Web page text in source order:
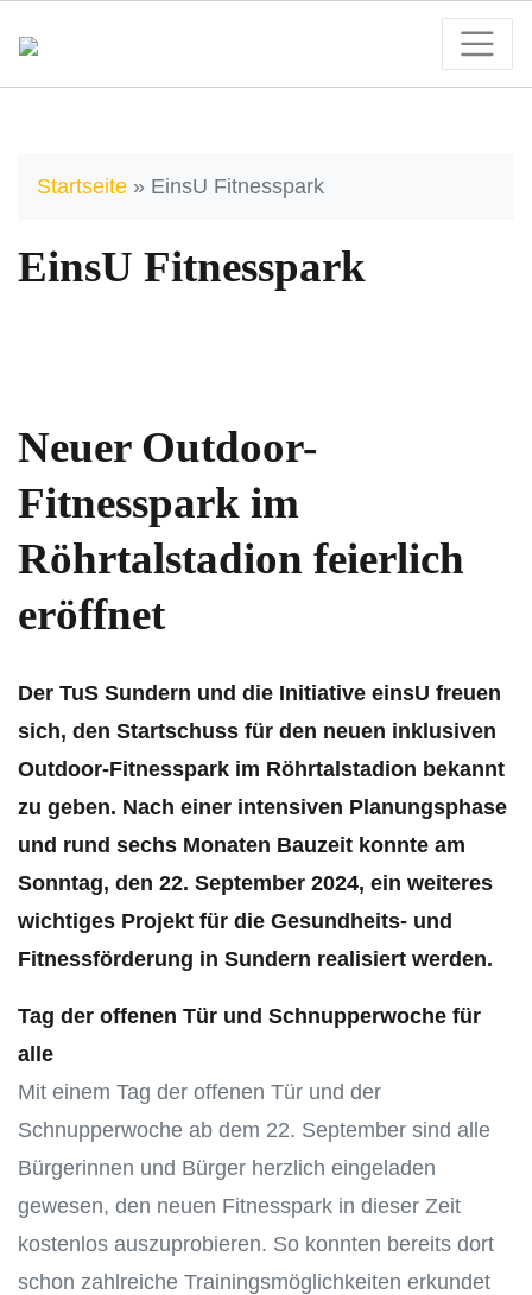
Startseite » EinsU Fitnesspark
EinsU Fitnesspark
Neuer Outdoor-
Fitnesspark im
Röhrtalstadion feierlich
eröffnet
Der TuS Sundern und die Initiative einsU freuen
sich, den Startschuss für den neuen inklusiven
Outdoor-Fitnesspark im Röhrtalstadion bekannt
zu geben. Nach einer intensiven Planungsphase
und rund sechs Monaten Bauzeit konnte am
Sonntag, den 22. September 2024, ein weiteres
wichtiges Projekt für die Gesundheits- und
Fitnessförderung in Sundern realisiert werden.
Tag der offenen Tür und Schnupperwoche für
alle
Mit einem Tag der offenen Tür und der
Schnupperwoche ab dem 22. September sind alle
Bürgerinnen und Bürger herzlich eingeladen
gewesen, den neuen Fitnesspark in dieser Zeit
kostenlos auszuprobieren. So konnten bereits dort
schon zahlreiche Trainingsmöglichkeiten erkundet